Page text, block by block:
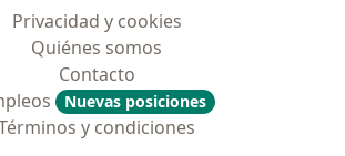
Privacidad y cookies
Quiénes somos
Contacto
Nuevas posiciones
y condiciones